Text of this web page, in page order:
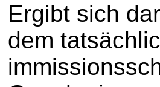
Ergibt sich
dem